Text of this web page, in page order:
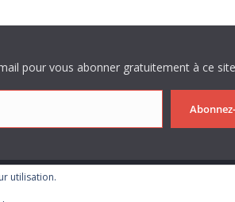
pour vous abonner gratuitement à ce
utilisation.